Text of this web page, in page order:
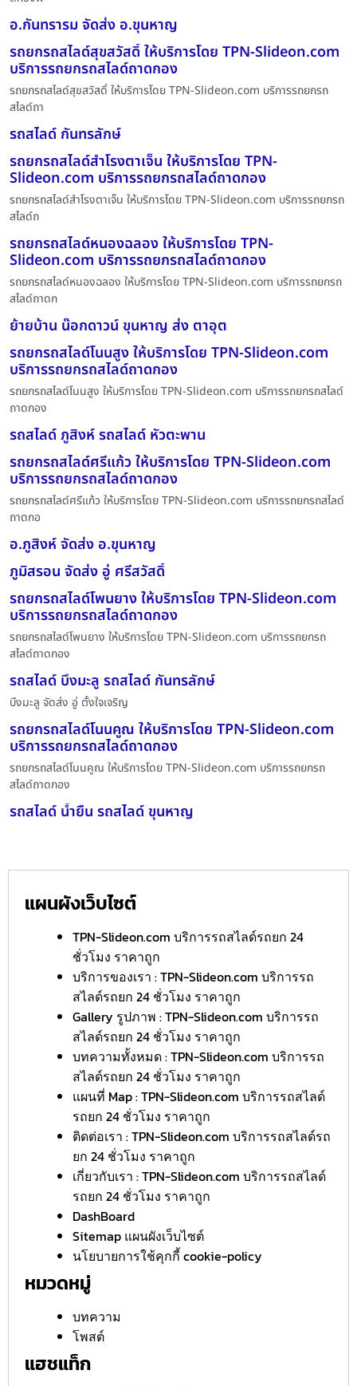
อ.กันทรารม จัดส่ง อ.ขุนหาญ
รถยกรถสไลด์สุขสวัสดิ์ ให้บริการโดย TPN-Slideon.com
บริการรถยกรถสไลด์ถาดกอง
รถยกรถสไลด์สุขสวัสดิ์ ให้บริการโดย TPN-Slideon.com บริการรถยกรถ
สไลด์ถา
รถสไลด์ กันทรลักษ์
รถยกรถสไลด์สำโรงตาเจ็น ให้บริการโดย TPN-
Slideon.com บริการรถยกรถสไลด์ถาดกอง
รถยกรถสไลด์สำโรงตาเจ็น ให้บริการโดย TPN-Slideon.com บริการรถยกรถ
สไลด์ถ
รถยกรถสไลด์หนองฉลอง ให้บริการโดย TPN-
Slideon.com บริการรถยกรถสไลด์ถาดกอง
รถยกรถสไลด์หนองฉลอง ให้บริการโดย TPN-Slideon.com บริการรถยกรถ
สไลด์ถาดก
ย้ายบ้าน น๊อกดาวน์ ขุนหาญ ส่ง ตาอุต
รถยกรถสไลด์โนนสูง ให้บริการโดย TPN-Slideon.com
บริการรถยกรถสไลด์ถาดกอง
รถยกรถสไลด์โนนสูง ให้บริการโดย TPN-Slideon.com บริการรถยกรถสไลด์
ถาดกอง
รถสไลด์ ภูสิงห์ รถสไลด์ หัวตะพาน
รถยกรถสไลด์ศรีแก้ว ให้บริการโดย TPN-Slideon.com
บริการรถยกรถสไลด์ถาดกอง
รถยกรถสไลด์ศรีแก้ว ให้บริการโดย TPN-Slideon.com บริการรถยกรถสไลด์
ถาดกอ
อ.ภูสิงห์ จัดส่ง อ.ขุนหาญ
ภูมิสรอน จัดส่ง อู่ ศรีสวัสดิ์
รถยกรถสไลด์โพนยาง ให้บริการโดย TPN-Slideon.com
บริการรถยกรถสไลด์ถาดกอง
รถยกรถสไลด์โพนยาง ให้บริการโดย TPN-Slideon.com บริการรถยกรถ
สไลด์ถาดกอง
รถสไลด์ บึงมะลู รถสไลด์ กันทรลักษ์
บึงมะลู จัดส่ง อู่ ตั้งใจเจริญ
รถยกรถสไลด์โนนคูณ ให้บริการโดย TPN-Slideon.com
บริการรถยกรถสไลด์ถาดกอง
รถยกรถสไลด์โนนคูณ ให้บริการโดย TPN-Slideon.com บริการรถยกรถ
สไลด์ถาดกอง
รถสไลด์ น้ำยืน รถสไลด์ ขุนหาญ
แผนผังเว็บไซต์
TPN-Slideon.com บริการรถสไลด์รถยก 24
ชั่วโมง ราคาถูก
บริการของเรา : TPN-Slideon.com บริการรถ
สไลด์รถยก 24 ชั่วโมง ราคาถูก
Gallery รูปภาพ : TPN-Slideon.com บริการรถ
สไลด์รถยก 24 ชั่วโมง ราคาถูก
บทความทั้งหมด : TPN-Slideon.com บริการรถ
สไลด์รถยก 24 ชั่วโมง ราคาถูก
แผนที่ Map : TPN-Slideon.com บริการรถสไลด์
รถยก 24 ชั่วโมง ราคาถูก
ติดต่อเรา : TPN-Slideon.com บริการรถสไลด์รถ
ยก 24 ชั่วโมง ราคาถูก
เกี่ยวกับเรา : TPN-Slideon.com บริการรถสไลด์
รถยก 24 ชั่วโมง ราคาถูก
DashBoard
Sitemap แผนผังเว็บไซต์
นโยบายการใช้คุกกี้ cookie-policy
หมวดหมู่
บทความ
โพสต์
แฮชแท็ก